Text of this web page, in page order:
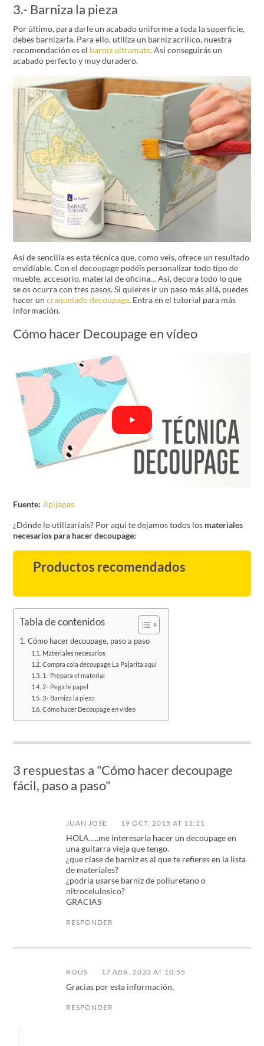
3.- Barniza la pieza
Por último, para darle un acabado uniforme a toda la superficie,
debes barnizarla. Para ello, utiliza un barniz acrílico, nuestra
recomendación es el barniz ultramate. Así conseguirás un
acabado perfecto y muy duradero.
Así de sencilla es esta técnica que, como veis, ofrece un resultado
envidiable. Con el decoupage podéis personalizar todo tipo de
mueble, accesorio, material de oficina… Así, decora todo lo que
se os ocurra con tres pasos. Si quieres ir un paso más allá, puedes
hacer uncraquelado decoupage. Entra en el tutorial para más
información.
Cómo hacer Decoupage en vídeo
Fuente: Jipijapas
¿Dónde lo utilizaríais? Por aquí te dejamos todos los materiales
necesarios para hacer decoupage:
Productos recomendados
Tabla de contenidos
Cómo hacer decoupage, paso a paso
Materiales necesarios
Compra cola decoupage La Pajarita aquí
1.- Prepara el material
2.- Pega le papel
3.- Barniza la pieza
Cómo hacer Decoupage en vídeo
3 respuestas a "Cómo hacer decoupage
fácil, paso a paso"
JUAN JOSE 19 OCT, 2015 AT 13:11
HOLA…..me interesaria hacer un decoupage en
una guitarra vieja que tengo.
¿que clase de barniz es al que te refieres en la lista
de materiales?
¿podria usarse barniz de poliuretano o
nitrocelulosico?
GRACIAS
RESPONDER
ROUS 17 ABR, 2023 AT 10:55
Gracias por esta información,
RESPONDER